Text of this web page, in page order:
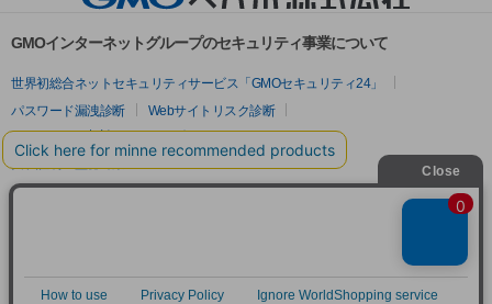
GMOインターネットグループのセキュリティ事業について
世界初総合ネットセキュリティサービス「GMOセキュリティ24」
パスワード漏洩診断
Webサイトリスク診断
セキュリティ相談AIチャットボット
実在証明・盗聴対策
サイバー攻撃対策（GMOサイバーセキュリティ byイエラエ）